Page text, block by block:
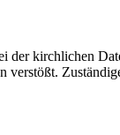
kirchlichen
verstößt.